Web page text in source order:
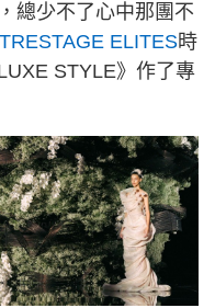
總少不了心中那團不
ELITES時
STYLE》作了專